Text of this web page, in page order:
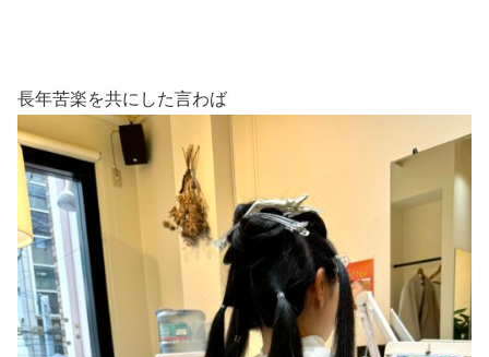
長年苦楽を共にした言わば